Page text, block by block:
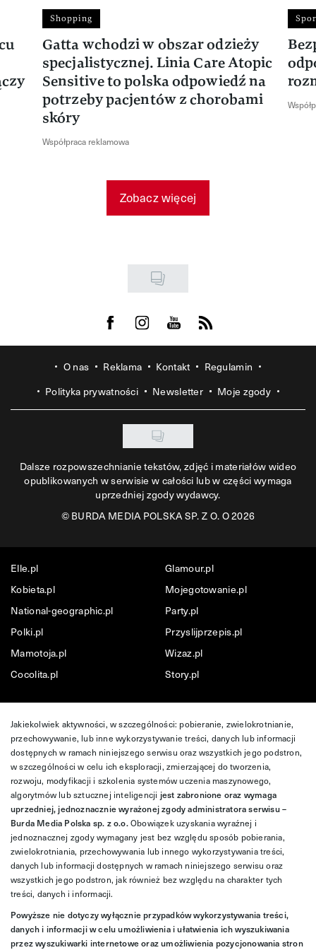
Shopping
Gatta wchodzi w obszar odzieży
specjalistycznej. Linia Care Atopic
Sensitive to polska odpowiedź na
potrzeby pacjentów z chorobami
skóry
Współpraca reklamowa
Zobacz więcej
Visit us on Facebook
Visit us on Instagram
Visit us on Youtube
Visit us on Rss
O nas Reklama Kontakt
Regulamin
Polityka prywatności
Newsletter Moje zgody
Dalsze rozpowszechnianie tekstów, zdjęć i materiałów wideo
opublikowanych w serwisie w całości lub w części wymaga
uprzedniej zgody wydawcy.
©BURDA MEDIA POLSKA SP. Z O. O 2026
Elle.pl
Glamour.pl
Kobieta.pl
Mojegotowanie.pl
National-geographic.pl
Party.pl
Polki.pl
Przyslijprzepis.pl
Mamotoja.pl
Wizaz.pl
Cocolita.pl
Story.pl
Jakiekolwiek aktywności, w szczególności: pobieranie, zwielokrotnianie,
przechowywanie, lub inne wykorzystywanie treści, danych lub informacji
dostępnych w ramach niniejszego serwisu oraz wszystkich jego podstron,
w szczególności w celu ich eksploracji, zmierzającej do tworzenia,
rozwoju, modyfikacji i szkolenia systemów uczenia maszynowego,
algorytmów lub sztucznej inteligencji jest zabronione oraz wymaga
uprzedniej, jednoznacznie wyrażonej zgody administratora serwisu –
Burda Media Polska sp. z o.o.Obowiązek uzyskania wyraźnej i
jednoznacznej zgody wymagany jest bez względu sposób pobierania,
zwielokrotniania, przechowywania lub innego wykorzystywania treści,
danych lub informacji dostępnych w ramach niniejszego serwisu oraz
wszystkich jego podstron, jak również bez względu na charakter tych
treści, danych i informacji.
Powyższe nie dotyczy wyłącznie przypadków wykorzystywania treści,
danych i informacji w celu umożliwienia i ułatwienia ich wyszukiwania
przez wyszukiwarki internetowe oraz umożliwienia pozycjonowania stron